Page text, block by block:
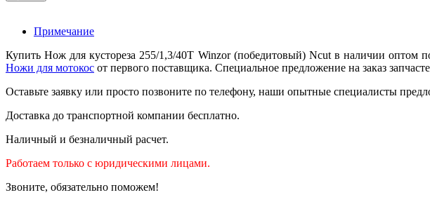
Примечание
Купить Нoж для кустореза 255/1,3/40Т Winzor (победитовый) Ncut в наличии оптом
Ножи для мотокос от первого поставщика. Специальное предложение на заказ
Оставьте заявку или просто позвоните по телефону, наши опытные специалисты
Доставка до транспортной компании бесплатно.
Наличный и безналичный расчет.
Работаем только с юридическими лицами.
Звоните, обязательно поможем!